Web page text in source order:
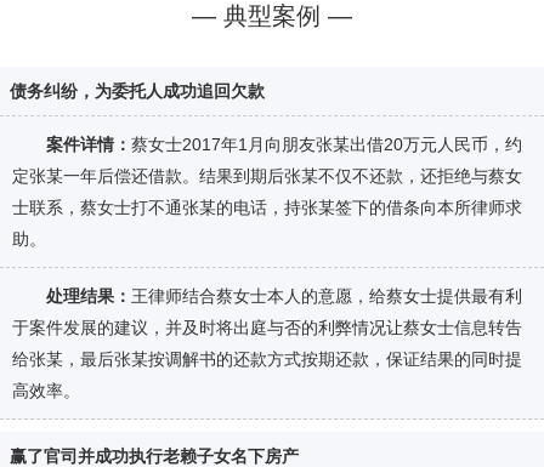
— 典型案例 —
债务纠纷，为委托人成功追回欠款
案件详情： 蔡女士2017年1月向朋友张某出借20万元人民币，约
定张某一年后偿还借款。结果到期后张某不仅不还款，还拒绝与蔡女
士联系，蔡女士打不通张某的电话，持张某签下的借条向本所律师求
助。
处理结果： 王律师结合蔡女士本人的意愿，给蔡女士提供最有利
于案件发展的建议，并及时将出庭与否的利弊情况让蔡女士信息转告
给张某，最后张某按调解书的还款方式按期还款，保证结果的同时提
高效率。
赢了官司并成功执行老赖子女名下房产